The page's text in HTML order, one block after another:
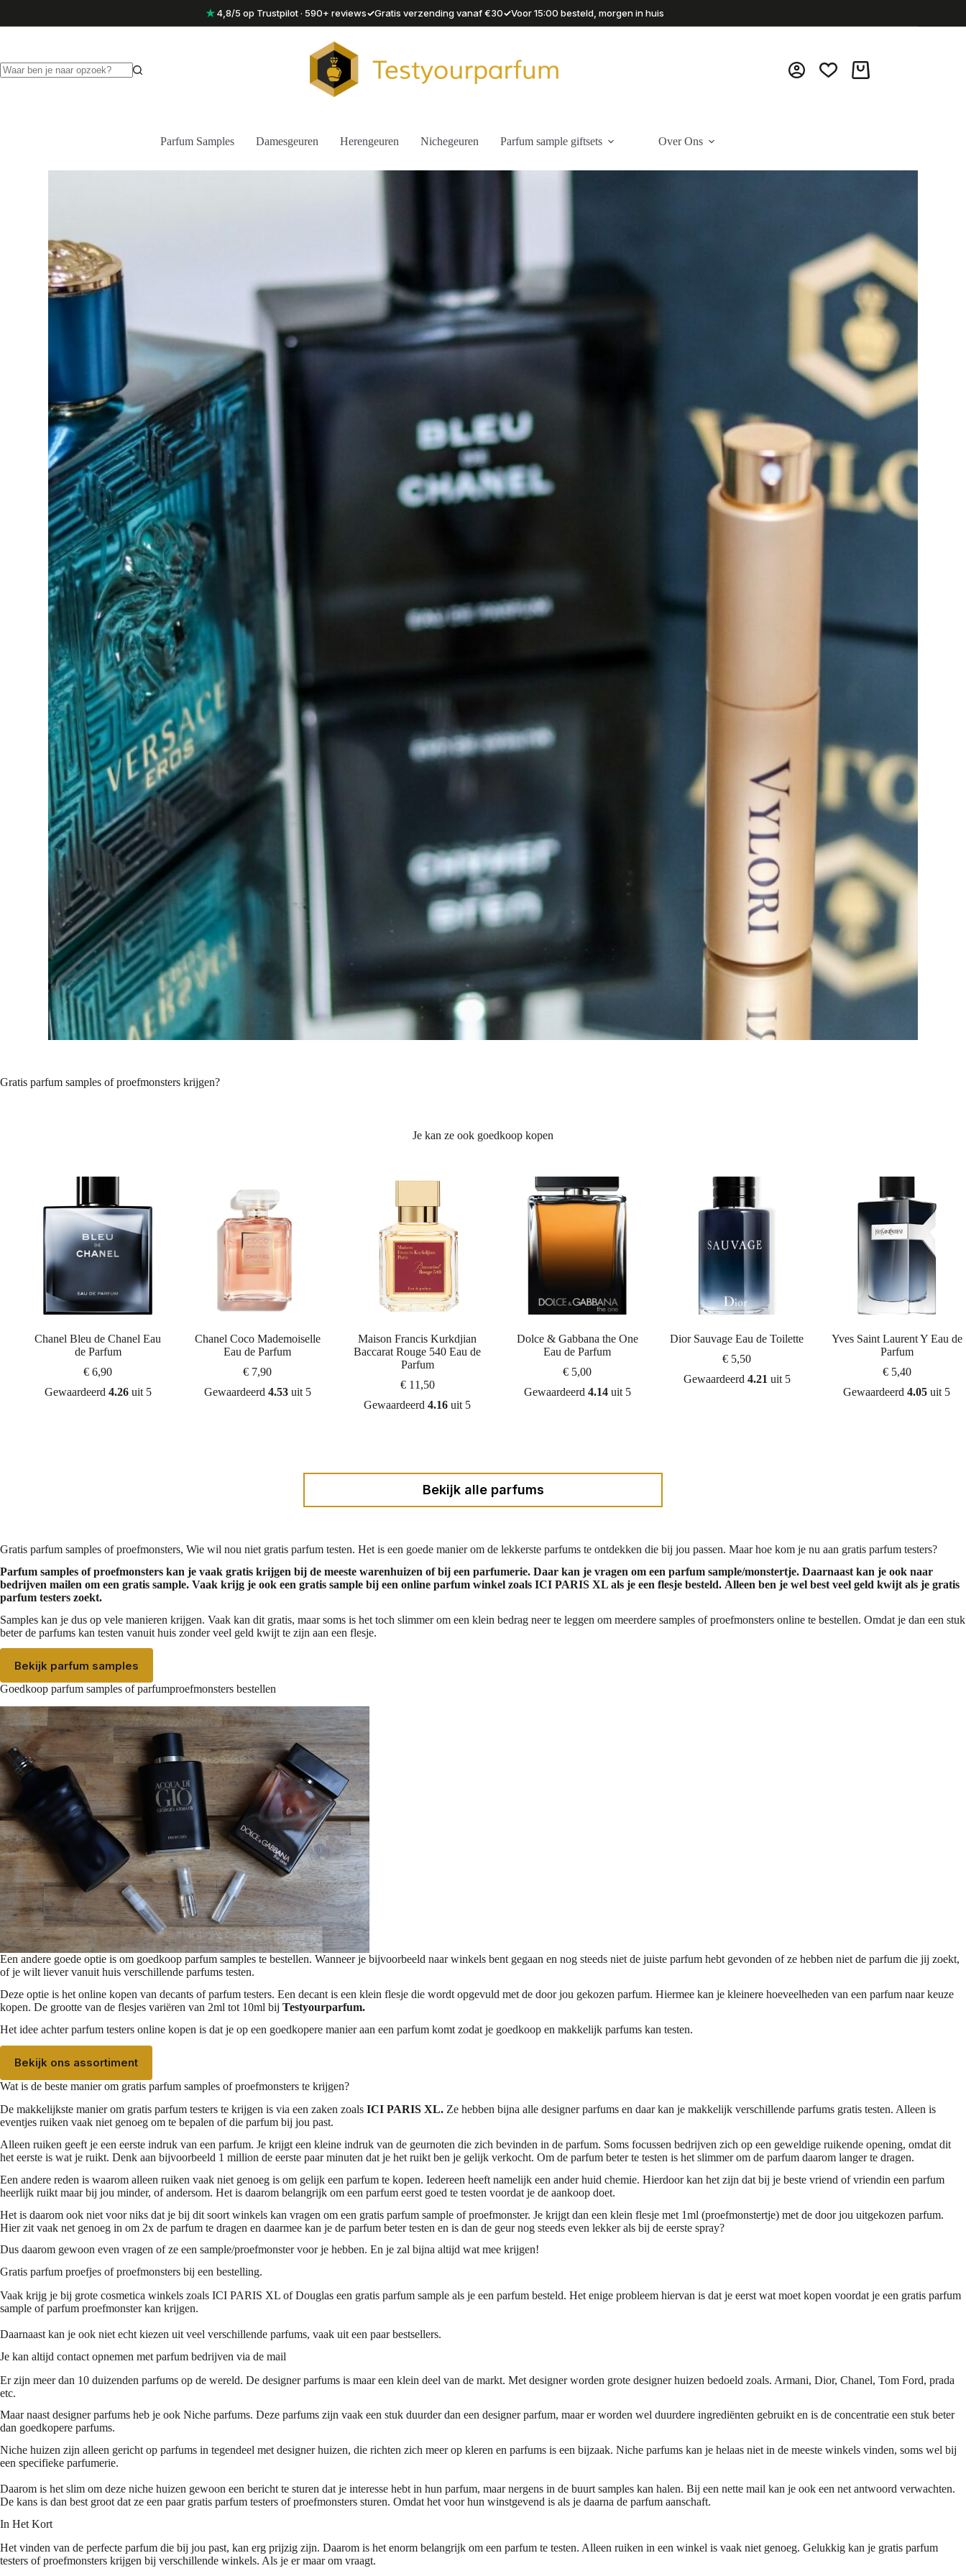
★4,8/5 op Trustpilot · 590+ reviews✓Gratis verzending vanaf €30✓Voor 15:00 besteld, morgen in huis
Winkelwagen
Parfum Samples Damesgeuren Herengeuren Nichegeuren Parfum sample giftsets Over Ons
Gratis parfum samples of proefmonsters krijgen?
Je kan ze ook goedkoop kopen
Chanel Bleu de Chanel Eau
de Parfum
€ 6,90
Gewaardeerd 4.26uit 5
Chanel Coco Mademoiselle
Eau de Parfum
€ 7,90
Gewaardeerd 4.53uit 5
Maison Francis Kurkdjian
Baccarat Rouge 540 Eau de
Parfum
€11,50
Gewaardeerd4.16 uit 5
Dolce & Gabbana the One
Eau de Parfum
€ 5,00
Gewaardeerd 4.14uit 5
Dior Sauvage Eau de Toilette
€ 5,50
Gewaardeerd 4.21 uit 5
Yves Saint Laurent Y Eau de
Parfum
€5,40
Gewaardeerd4.05 uit 5
Bekijk alle parfums
Gratis parfum samples of proefmonsters, Wie wil nou niet gratis parfum testen. Het is een goede manier om de lekkerste parfums te ontdekken die bij jou passen. Maar hoe kom je nu aan gratis parfum testers?
Parfum samples of proefmonsters kan je vaak gratis krijgen bij de meeste warenhuizen of bij een parfumerie. Daar kan je vragen om een parfum sample/monstertje. Daarnaast kan je ook naar
bedrijven mailen om een gratis sample. Vaak krijg je ook een gratis sample bij een online parfum winkel zoals ICI PARIS XL als je een flesje besteld. Alleen ben je wel best veel geld kwijt als je gratis
parfum testers zoekt.
Samples kan je dus op vele manieren krijgen. Vaak kan dit gratis, maar soms is het toch slimmer om een klein bedrag neer te leggen om meerdere samples of proefmonsters online te bestellen. Omdat je dan een stuk
beter de parfums kan testen vanuit huis zonder veel geld kwijt te zijn aan een flesje.
Bekijk parfum samples
Goedkoop parfum samples of parfumproefmonsters bestellen
Een andere goede optie is om goedkoop parfum samples te bestellen. Wanneer je bijvoorbeeld naar winkels bent gegaan en nog steeds niet de juiste parfum hebt gevonden of ze hebben niet de parfum die jij zoekt,
of je wilt liever vanuit huis verschillende parfums testen.
Deze optie is het online kopen van decants of parfum testers. Een decant is een klein flesje die wordt opgevuld met de door jou gekozen parfum. Hiermee kan je kleinere hoeveelheden van een parfum naar keuze
kopen. De grootte van de flesjes variëren van 2ml tot 10ml bij Testyourparfum.
Het idee achter parfum testers online kopen is dat je op een goedkopere manier aan een parfum komt zodat je goedkoop en makkelijk parfums kan testen.
Bekijk ons assortiment
Wat is de beste manier om gratis parfum samples of proefmonsters te krijgen?
De makkelijkste manier om gratis parfum testers te krijgen is via een zaken zoals ICI PARIS XL. Ze hebben bijna alle designer parfums en daar kan je makkelijk verschillende parfums gratis testen. Alleen is
eventjes ruiken vaak niet genoeg om te bepalen of die parfum bij jou past.
Alleen ruiken geeft je een eerste indruk van een parfum. Je krijgt een kleine indruk van de geurnoten die zich bevinden in de parfum. Soms focussen bedrijven zich op een geweldige ruikende opening, omdat dit
het eerste is wat je ruikt. Denk aan bijvoorbeeld 1 million de eerste paar minuten dat je het ruikt ben je gelijk verkocht. Om de parfum beter te testen is het slimmer om de parfum daarom langer te dragen.
Een andere reden is waarom alleen ruiken vaak niet genoeg is om gelijk een parfum te kopen. Iedereen heeft namelijk een ander huid chemie. Hierdoor kan het zijn dat bij je beste vriend of vriendin een parfum
heerlijk ruikt maar bij jou minder, of andersom. Het is daarom belangrijk om een parfum eerst goed te testen voordat je de aankoop doet.
Het is daarom ook niet voor niks dat je bij dit soort winkels kan vragen om een gratis parfum sample of proefmonster. Je krijgt dan een klein flesje met 1ml (proefmonstertje) met de door jou uitgekozen parfum.
Hier zit vaak net genoeg in om 2x de parfum te dragen en daarmee kan je de parfum beter testen en is dan de geur nog steeds even lekker als bij de eerste spray?
Dus daarom gewoon even vragen of ze een sample/proefmonster voor je hebben. En je zal bijna altijd wat mee krijgen!
Gratis parfum proefjes of proefmonsters bij een bestelling.
Vaak krijg je bij grote cosmetica winkels zoals ICI PARIS XL of Douglas een gratis parfum sample als je een parfum besteld. Het enige probleem hiervan is dat je eerst wat moet kopen voordat je een gratis parfum
sample of parfum proefmonster kan krijgen.
Daarnaast kan je ook niet echt kiezen uit veel verschillende parfums, vaak uit een paar bestsellers.
Je kan altijd contact opnemen met parfum bedrijven via de mail
Er zijn meer dan 10 duizenden parfums op de wereld. De designer parfums is maar een klein deel van de markt. Met designer worden grote designer huizen bedoeld zoals. Armani, Dior, Chanel, Tom Ford, prada
etc.
Maar naast designer parfums heb je ook Niche parfums. Deze parfums zijn vaak een stuk duurder dan een designer parfum, maar er worden wel duurdere ingrediënten gebruikt en is de concentratie een stuk beter
dan goedkopere parfums.
Niche huizen zijn alleen gericht op parfums in tegendeel met designer huizen, die richten zich meer op kleren en parfums is een bijzaak. Niche parfums kan je helaas niet in de meeste winkels vinden, soms wel bij
een specifieke parfumerie.
Daarom is het slim om deze niche huizen gewoon een bericht te sturen dat je interesse hebt in hun parfum, maar nergens in de buurt samples kan halen. Bij een nette mail kan je ook een net antwoord verwachten.
De kans is dan best groot dat ze een paar gratis parfum testers of proefmonsters sturen. Omdat het voor hun winstgevend is als je daarna de parfum aanschaft.
In Het Kort
Het vinden van de perfecte parfum die bij jou past, kan erg prijzig zijn. Daarom is het enorm belangrijk om een parfum te testen. Alleen ruiken in een winkel is vaak niet genoeg. Gelukkig kan je gratis parfum
testers of proefmonsters krijgen bij verschillende winkels. Als je er maar om vraagt.